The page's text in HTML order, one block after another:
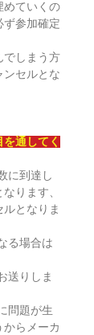
めていくの
ず参加確定
でしまう方
ンセルとな
通してく
に到達し
ります、
となりま
る場合は
送りしま
問題が生
からメーカ